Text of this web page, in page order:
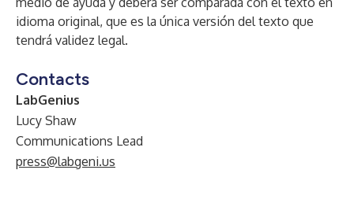
idioma original, que es la única versión del texto que
tendrá validez legal.
Contacts
LabGenius
Lucy Shaw
Communications Lead
press@labgeni.us